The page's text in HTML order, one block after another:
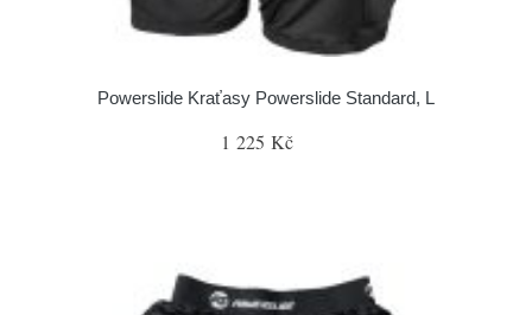
Powerslide Kraťasy Powerslide Standard, L
1 225 Kč